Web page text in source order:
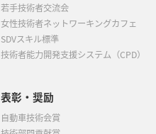
若手技術者交流会
女性技術者ネットワーキングカフェ
SDVスキル標準
技術者能力開発支援システム（CPD）
表彰・奨励
自動車技術会賞